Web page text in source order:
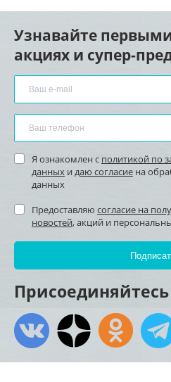
Узнавайте
акциях и супер-
Я ознакомлен с политикой по
данных и даю согласие на
данных
Предоставляю согласие на
новостей, акций и